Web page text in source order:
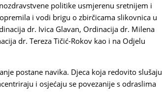
politike usmjerenu sretnijem i
i vodi brigu o zbirčicama slikovnica u
dr. Ivica Glavan, Ordinacija dr. Milena
dr. Tereza Tičić-Rokov kao i na Odjelu
postane navika. Djeca koja redovito slušaju
i osjećaju se povezanije s odraslima